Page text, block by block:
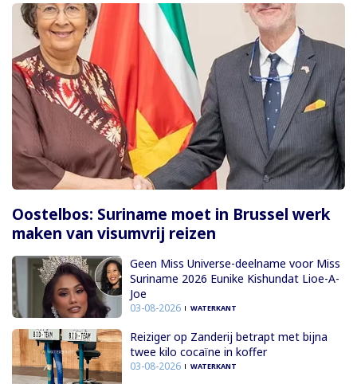
Oostelbos: Suriname moet in Brussel werk
maken van visumvrij reizen
Geen Miss Universe-deelname voor Miss
Suriname 2026 Eunike Kishundat Lioe-A-
Joe
03-08-2026 WATERKANT
Reiziger op Zanderij betrapt met bijna
twee kilo cocaïne in koffer
03-08-2026 WATERKANT